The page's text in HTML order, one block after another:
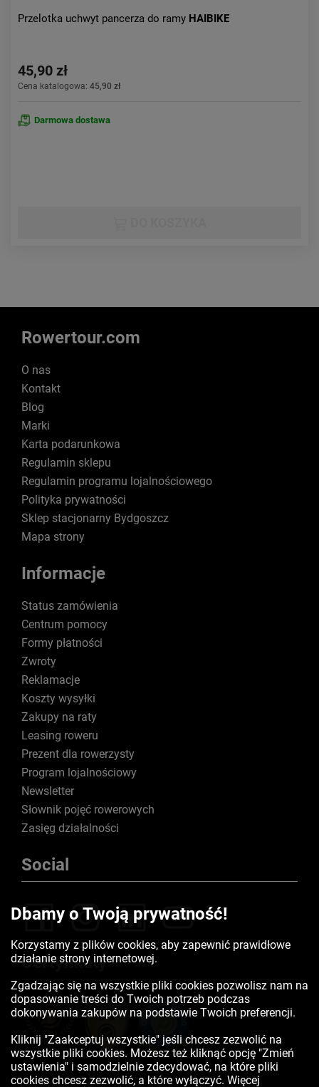
Przelotka uchwyt pancerza do ramy HAIBIKE
45,90 zł
Cena katalogowa: 45,90 zł
Darmowa dostawa
Rowertour.com
O nas
Kontakt
Blog
Marki
Karta podarunkowa
Regulamin sklepu
Regulamin programu lojalnościowego
Polityka prywatności
Sklep stacjonarny Bydgoszcz
Mapa strony
Informacje
Status zamówienia
Centrum pomocy
Formy płatności
Zwroty
Reklamacje
Koszty wysyłki
Zakupy na raty
Leasing roweru
Prezent dla rowerzysty
Program lojalnościowy
Newsletter
Słownik pojęć rowerowych
Zasięg działalności
Social
Certyfikaty
Dbamy o Twoją prywatność!
Korzystamy z plików cookies, aby zapewnić prawidłowe
działanie strony internetowej.
Zgadzając się na wszystkie pliki cookies pozwolisz nam na
dopasowanie treści do Twoich potrzeb podczas
dokonywania zakupów na podstawie Twoich preferencji.
Kliknij "Zaakceptuj wszystkie" jeśli chcesz zezwolić na
wszystkie pliki cookies. Możesz też kliknąć opcję "Zmień
ustawienia" i samodzielnie zdecydować, na które pliki
cookies chcesz zezwolić, a które wyłączyć. Więcej